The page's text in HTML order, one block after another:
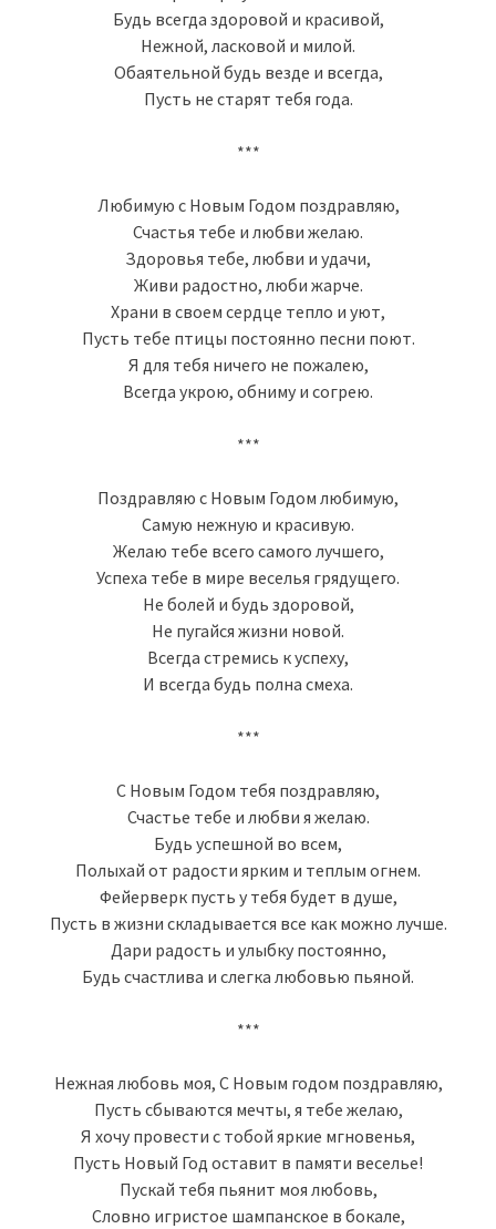
Будь всегда здоровой и красивой,
Нежной, ласковой и милой.
Обаятельной будь везде и всегда,
Пусть не старят тебя года.
***
Любимую с Новым Годом поздравляю,
Счастья тебе и любви желаю.
Здоровья тебе, любви и удачи,
Живи радостно, люби жарче.
Храни в своем сердце тепло и уют,
Пусть тебе птицы постоянно песни поют.
Я для тебя ничего не пожалею,
Всегда укрою, обниму и согрею.
***
Поздравляю с Новым Годом любимую,
Самую нежную и красивую.
Желаю тебе всего самого лучшего,
Успеха тебе в мире веселья грядущего.
Не болей и будь здоровой,
Не пугайся жизни новой.
Всегда стремись к успеху,
И всегда будь полна смеха.
***
С Новым Годом тебя поздравляю,
Счастье тебе и любви я желаю.
Будь успешной во всем,
Полыхай от радости ярким и теплым огнем.
Фейерверк пусть у тебя будет в душе,
Пусть в жизни складывается все как можно лучше.
Дари радость и улыбку постоянно,
Будь счастлива и слегка любовью пьяной.
***
Нежная любовь моя, С Новым годом поздравляю,
Пусть сбываются мечты, я тебе желаю,
Я хочу провести с тобой яркие мгновенья,
Пусть Новый Год оставит в памяти веселье!
Пускай тебя пьянит моя любовь,
Словно игристое шампанское в бокале,